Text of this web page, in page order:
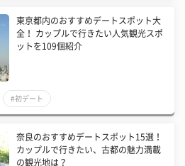
東京都内のおすすめデートスポット大
全！ カップルで行きたい人気観光スポ
ットを109個紹介
#初デート
奈良のおすすめデートスポット15選！
カップルで行きたい、古都の魅力満載
の観光地は？